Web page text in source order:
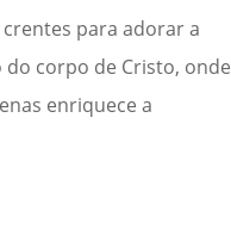
para adorar a
do corpo de Cristo, onde
enriquece a